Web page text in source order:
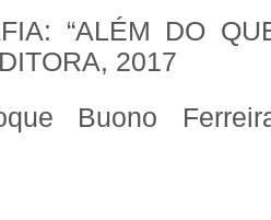
“ALÉM DO
2017
Buono